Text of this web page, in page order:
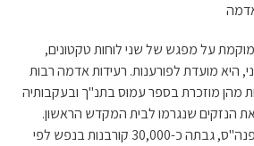
על מפגש של שני לוחות טקטונים,
היא מועדת לפורענות. רעידות אדמה רבות
מהן מוזכרת בספר עמוס בתנ"ך ובעקבותיה
הנזקים שנגרמו לבית המקדש הראשון.
רעידה אחרת,משנת 31 לפנה"ס, גבתה כ-30,000 קורבנות בנפש לפי